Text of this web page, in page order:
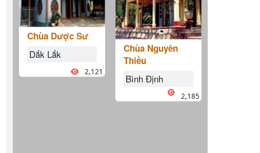
Chùa Dược Sư
Dắk Lắk
2,121
Chùa Nguyên
Thiều
Bình Định
2,185